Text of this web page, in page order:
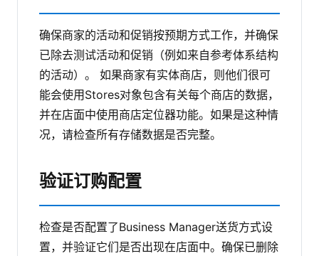
确保商家的活动和促销按预期方式工作，并确保
已除去测试活动和促销（例如来自参考体系结构
的活动）。
如果商家有实体商店，则他们很可
能会使用Stores对象包含有关每个商店的数据，
并在店面中使用商店定位器功能。如果是这种情
况，请检查所有存储数据是否完整。
验证订购配置
检查是否配置了Business Manager送货方式设
置，并验证它们是否出现在店面中。确保已删除